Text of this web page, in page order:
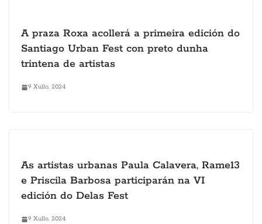
A praza Roxa acollerá a primeira edición do
Santiago Urban Fest con preto dunha
trintena de artistas
9 Xullo, 2024
As artistas urbanas Paula Calavera, Rame13
e Priscila Barbosa participarán na VI
edición do Delas Fest
9 Xullo, 2024